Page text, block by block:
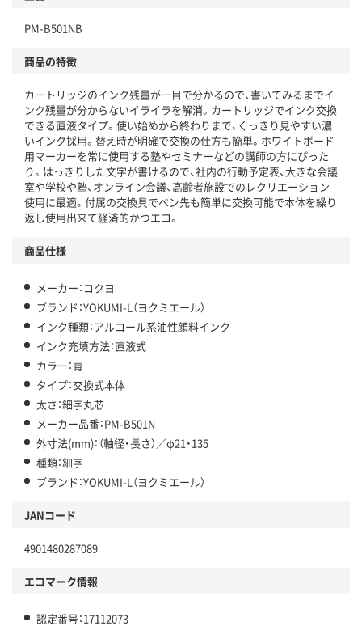
PM-B501NB
商品の特徴
カートリッジのインク残量が一目で分かるので、書いてみるまでイ
ンク残量が分からないイライラを解消。カートリッジでインク交換
できる直液タイプ。使い始めから終わりまで、くっきり見やすい濃
いインク採用。替え時が明確で交換の仕方も簡単。ホワイトボード
用マーカーを常に使用する塾やセミナーなどの講師の方にぴった
り。はっきりした文字が書けるので、社内の行動予定表、大きな会議
室や学校や塾、オンライン会議、高齢者施設でのレクリエーション
使用に最適。付属の交換具でペン先も簡単に交換可能で本体を繰り
返し使用出来て経済的かつエコ。
商品仕様
メーカー：コクヨ
ブランド：YOKUMI-L（ヨクミエール）
インク種類：アルコール系油性顔料インク
インク充填方法：直液式
カラー：青
タイプ：交換式本体
太さ：細字丸芯
メーカー品番：PM-B501N
外寸法(mm)：（軸径・長さ）／φ21・135
種類：細字
ブランド：YOKUMI-L（ヨクミエール）
JANコード
4901480287089
エコマーク情報
認定番号：17112073